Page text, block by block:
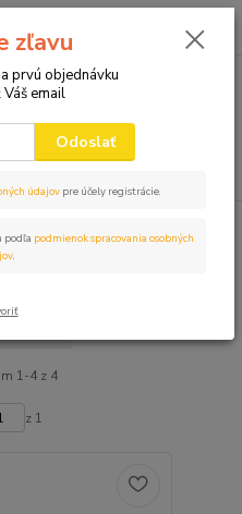
0,00 EUR
1-4 z 4
z 1
zľavu
prvú objednávku
email
Odoslať
údajov pre účely registrácie.
podľa podmienok spracovania osobných
.